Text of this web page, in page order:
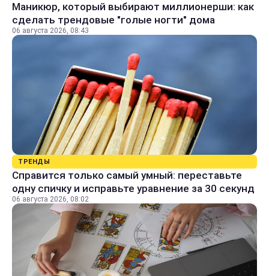
Маникюр, который выбирают миллионерши: как
сделать трендовые "голые ногти" дома
06 августа 2026, 08:43
ТРЕНДЫ
Справится только самый умный: переставьте
одну спичку и исправьте уравнение за 30 секунд
06 августа 2026, 08:02